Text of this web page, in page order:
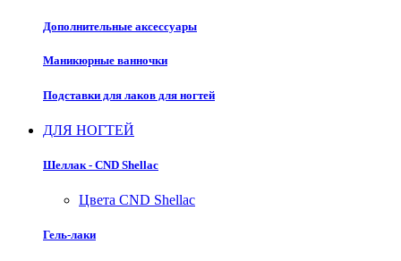
Дополнительные аксессуары
Маникюрные ванночки
Подставки для лаков для ногтей
ДЛЯ НОГТЕЙ
Шеллак - CND Shellac
Цвета CND Shellac
Гель-лаки